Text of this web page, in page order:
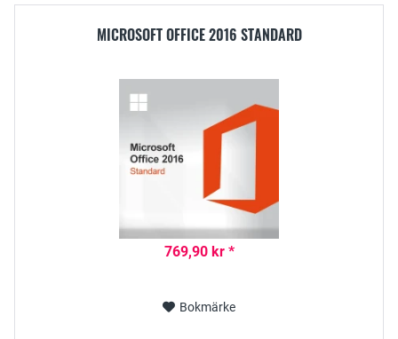
MICROSOFT OFFICE 2016 STANDARD
769,90 kr *
Bokmärke